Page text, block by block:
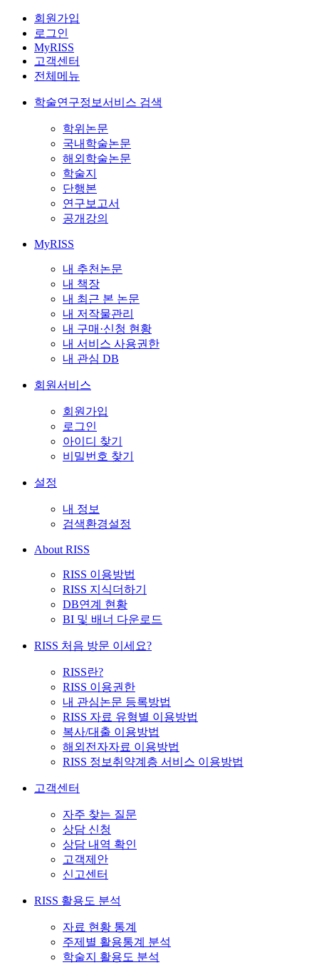
회원가입
로그인
MyRISS
고객센터
전체메뉴
학술연구정보서비스 검색
학위논문
국내학술논문
해외학술논문
학술지
단행본
연구보고서
공개강의
MyRISS
내 추천논문
내 책장
내 최근 본 논문
내 저작물관리
내 구매·신청 현황
내 서비스 사용권한
내 관심 DB
회원서비스
회원가입
로그인
아이디 찾기
비밀번호 찾기
설정
내 정보
검색환경설정
About RISS
RISS 이용방법
RISS 지식더하기
DB연계 현황
BI 및 배너 다운로드
RISS 처음 방문 이세요?
RISS란?
RISS 이용권한
내 관심논문 등록방법
RISS 자료 유형별 이용방법
복사/대출 이용방법
해외전자자료 이용방법
RISS 정보취약계층 서비스 이용방법
고객센터
자주 찾는 질문
상담 신청
상담 내역 확인
고객제안
신고센터
RISS 활용도 분석
자료 현황 통계
주제별 활용통계 분석
학술지 활용도 분석